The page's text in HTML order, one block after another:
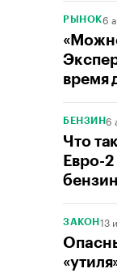
РЫНОК6
время
БЕНЗИН6
Что
Евро-
ЗАКОН 13